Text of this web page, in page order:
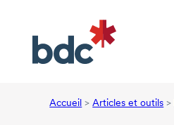
Accueil > Articles et outils >